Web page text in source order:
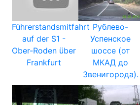
Führerstandsmitfahrt
auf der S1 -
Ober-Roden über
Frankfurt
Рублево-
Успенское
шоссе (от
МКАД до
Звенигорода).